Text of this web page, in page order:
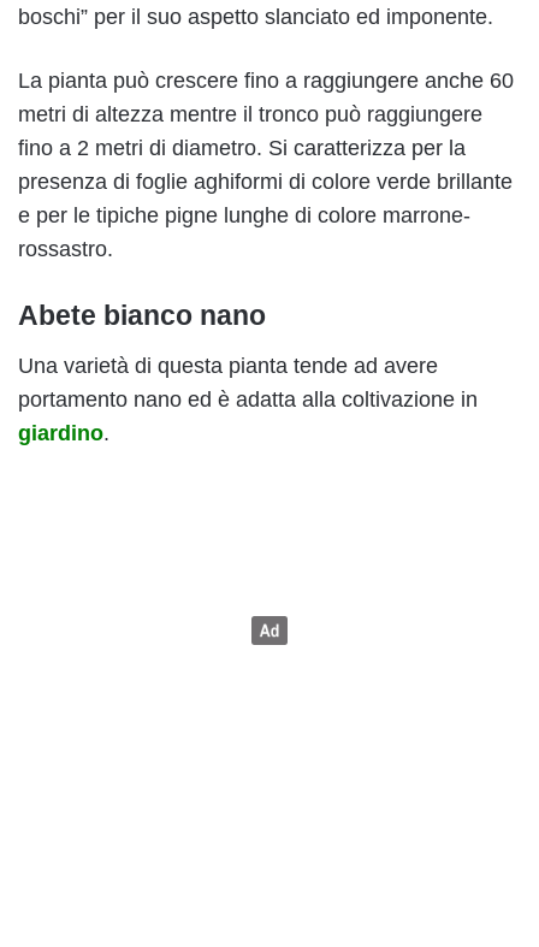
boschi” per il suo aspetto slanciato ed imponente.
La pianta può crescere fino a raggiungere anche 60
metri di altezza mentre il tronco può raggiungere
fino a 2 metri di diametro. Si caratterizza per la
presenza di foglie aghiformi di colore verde brillante
e per le tipiche pigne lunghe di colore marrone-
rossastro.
Abete bianco nano
Una varietà di questa pianta tende ad avere
portamento nano ed è adatta alla coltivazione in
giardino.